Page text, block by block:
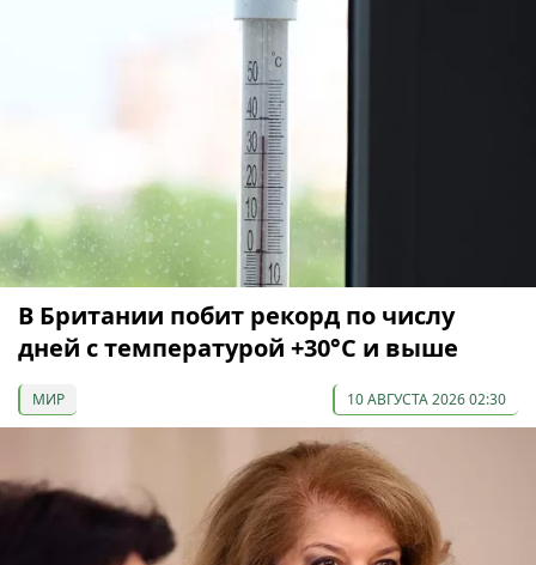
В Британии побит рекорд по числу
дней с температурой +30°C и выше
МИР 10 АВГУСТА 2026 02:30